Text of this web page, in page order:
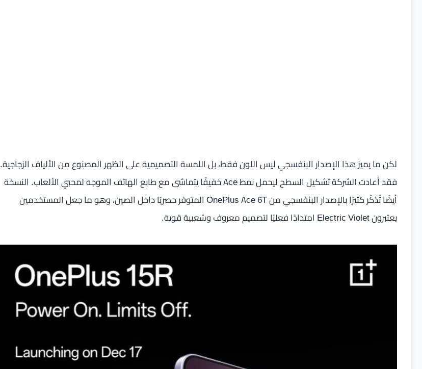
لكن ما يميز هذا الإصدار البنفسجي ليس اللون فقط، بل اللمسة التصميمية على الظهر المصنوع من الألياف الزجاجية.
فقد أعادت الشركة تشكيل السطح ليحمل نمط Ace خفيفًا يتماشى مع طابع الهاتف الموجه لمحبي الألعاب. النسخة
أيضًا تُذكّر كثيرًا بالإصدار البنفسجي من OnePlus Ace 6T المتوفر حصريًا داخل الصين، وهو ما جعل المستخدمين
يعتبرون Electric Violet امتدادًا فعليًا لتصميم معروف وشعبية قوية.